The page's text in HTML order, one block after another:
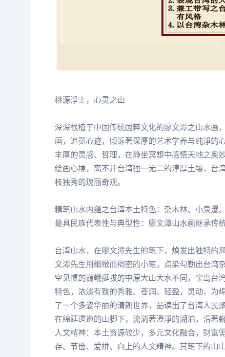
桃源淨土，心灵之山
深深根植于中国传统国粹文化的廖文潭之山水画
画，追觅心迹，倾诉著深厚的艺术学养与纯淨的
丰厚的灵感、哲理，在静坐冥想中感悟天地之奥
绘画心境，离不开台湾独一无二的淳厚土壤，台
枝独秀的瑰丽奇观。
精笔山水内蕴之台湾本土特色：杂木林、小泉瀑
最具民族代表性与典型性：廖文潭山水画继承传
台湾山水，在廖文潭先生的笔下，焕发出独特的
文潭先生用细緻而稠密的小笔，点染勾勒出台湾
空见惯的巍峨挺拔的中原大山大水不同，宝岛台
特色，浓淡有致的秀雅、苍润、轻盈，灵动，为
了一个多姿华丽的清朗世界，品读出了台湾人民
在绵延逶迤的山脚下，流淌著澄淨的湖泊，沿著
人文精神：本土资源较少，多元文化融合，财富
存、节俭、爱拼、向上的人文精神。其笔下的山